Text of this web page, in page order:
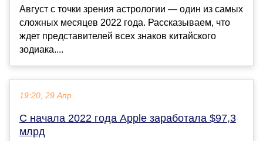
Август с точки зрения астрологии — один из самых
сложных месяцев 2022 года. Рассказываем, что
ждет представителей всех знаков китайского
зодиака....
19:20, 29 Апр
С начала 2022 года Apple заработала $97,3
млрд